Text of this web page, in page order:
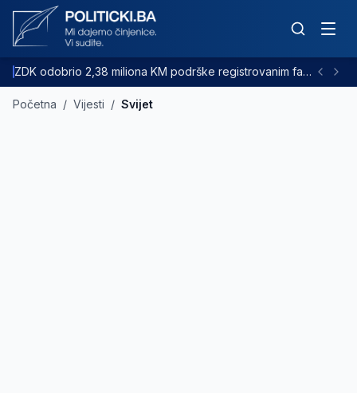
ZDK odobrio 2,38 miliona KM podrške registrovanim farmama goveda
Početna / Vijesti / Svijet